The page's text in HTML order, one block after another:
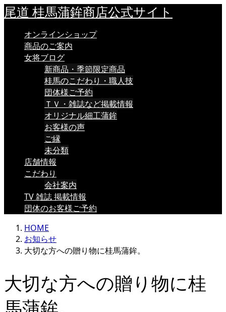
尾道 桂馬蒲鉾商店公式サイト
オンラインショップ
商品のご案内
女将ブログ
新商品・季節限定商品
桂馬のこだわり・職人技
団体様ご予約
ＴＶ・雑誌など掲載情報
オリジナル細工蒲鉾
お客様の声
ご縁
未分類
店舗情報
こだわり
会社案内
TV 雑誌 掲載情報
団体のお客様ご予約
HOME
お知らせ
大切な方への贈り物に桂馬蒲鉾。
大切な方への贈り物に桂